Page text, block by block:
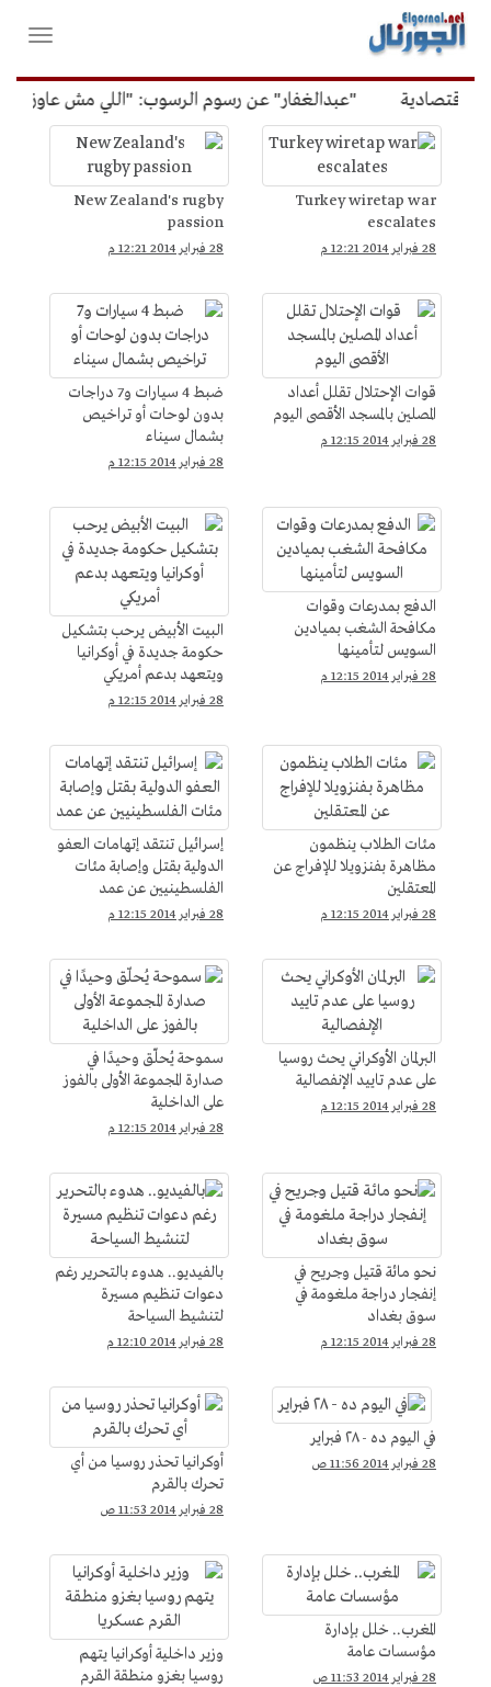
القائمة
الرئيسية
فتح
"عبدالغفار" عن رسوم الرسوب: "اللي مش عاوز
فيديوهات
&gt;
يوتيوب
Turkey wiretap war
escalates
28 فبراير 2014 12:21 م
New Zealand's rugby
passion
28 فبراير 2014 12:21 م
قوات الإحتلال تقلل أعداد
المصلين بالمسجد الأقصى اليوم
28 فبراير 2014 12:15 م
ضبط 4 سيارات و7 دراجات
بدون لوحات أو تراخيص
بشمال سيناء
28 فبراير 2014 12:15 م
الدفع بمدرعات وقوات
مكافحة الشغب بميادين
السويس لتأمينها
28 فبراير 2014 12:15 م
البيت الأبيض يرحب بتشكيل
حكومة جديدة في أوكرانيا
ويتعهد بدعم أمريكي
28 فبراير 2014 12:15 م
مئات الطلاب ينظمون
مظاهرة بفنزويلا للإفراج عن
المعتقلين
28 فبراير 2014 12:15 م
إسرائيل تنتقد إتهامات العفو
الدولية بقتل وإصابة مئات
الفلسطينيين عن عمد
28 فبراير 2014 12:15 م
البرلمان الأوكراني يحث روسيا
على عدم تاييد الإنفصالية
28 فبراير 2014 12:15 م
سموحة يُحلّق وحيدًا في
صدارة المجموعة الأولى بالفوز
على الداخلية
28 فبراير 2014 12:15 م
نحو مائة قتيل وجريح في
إنفجار دراجة ملغومة في
سوق بغداد
28 فبراير 2014 12:15 م
بالفيديو.. هدوء بالتحرير رغم
دعوات تنظيم مسيرة
لتنشيط السياحة
28 فبراير 2014 12:10 م
في اليوم ده - ٢٨ فبراير
28 فبراير 2014 11:56 ص
أوكرانيا تحذر روسيا من أي
تحرك بالقرم
28 فبراير 2014 11:53 ص
المغرب.. خلل بإدارة
مؤسسات عامة
28 فبراير 2014 11:53 ص
وزير داخلية أوكرانيا يتهم
روسيا بغزو منطقة القرم